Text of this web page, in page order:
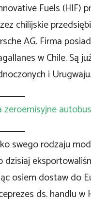
Fuels (HIF)
chilijskie
AG. Firma
w Chile. Są
i Urugwaju.
swego rodzaju
dzisiaj
osiem dostaw do
ds. handlu w